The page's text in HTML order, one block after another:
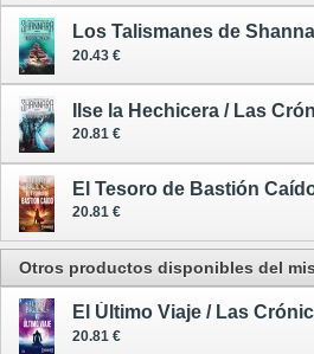
20.43 €
Ilse la Hechicera / Las
20.81 €
20.81 €
Otros productos disponibles del
El Último Viaje / Las
20.81 €